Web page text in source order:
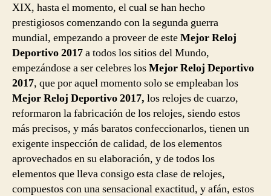
XIX, hasta el momento, el cual se han hecho
prestigiosos comenzando con la segunda guerra
mundial, empezando a proveer de esteMejor Reloj
Deportivo 2017a todos los sitios del Mundo,
empezándose a ser celebres losMejor Reloj Deportivo
2017, que por aquel momento solo se empleaban los
Mejor Reloj Deportivo 2017, los relojes de cuarzo,
reformaron la fabricación de los relojes, siendo estos
más precisos, y más baratos confeccionarlos, tienen un
exigente inspección de calidad, de los elementos
aprovechados en su elaboración, y de todos los
elementos que lleva consigo esta clase de relojes,
compuestos con una sensacional exactitud, y afán, estos